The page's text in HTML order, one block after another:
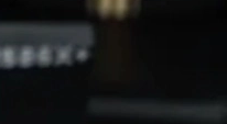
până la calmul veteranilor
a trecut peste ambele